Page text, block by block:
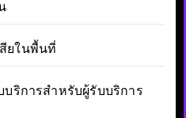
ยในพื้นที่
ริการสำหรับผู้รับบริการ